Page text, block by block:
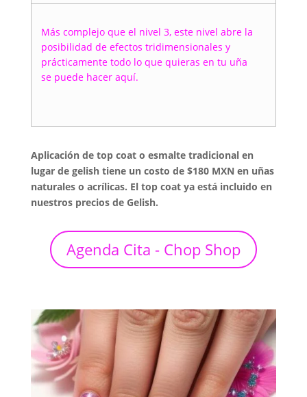
Más complejo que el nivel 3, este nivel abre la
posibilidad de efectos tridimensionales y
prácticamente todo lo que quieras en tu uña
se puede hacer aquí.
Aplicación de top coat o esmalte tradicional en
lugar de gelish tiene un costo de $180 MXN en uñas
naturales o acrílicas. El top coat ya está incluido en
nuestros precios de Gelish.
Agenda Cita - Chop Shop